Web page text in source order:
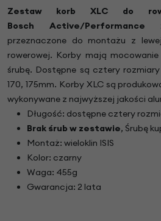
Zestaw korb XLC do
Bosch Active/Performance
przeznaczone do montażu z
rowerowej. Korby mają
śrubę. Dostępne są cztery rozmiary
170, 175mm. Korby XLC są
wykonywane z najwyższej jakości
Długość: dostępne cztery
Brak śrub w zestawie, Śrubę
Montaż: wieloklin ISIS
Kolor: czarny
Waga: 455g
Gwarancja: 2 lata